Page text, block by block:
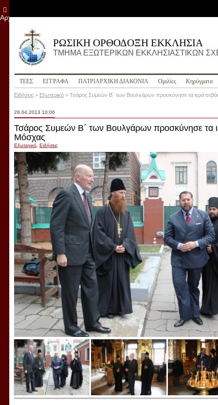
ΡΩΣΙΚΗ ΟΡΘΟΔΟΞΗ ΕΚΚΛΗΣΙΑ
ΤΜΗΜΑ ΕΞΩΤΕΡΙΚΩΝ ΕΚΚΛΗΣΙΑΣΤΙΚΩΝ
ΤΕΕΣ ΕΓΓΡΑΦΑ ПΑΤΡΙΑΡΧΙΚΗ ΔΙΑΚΟΝΙΑ Ομιλίες Κηρύγματα
Ειδήσεις > Εξωτερικό > Τσάρος Συμεών Β΄ των Βουλγάρων προσκύνησε τα ιερά
28.04.2013 10:06
Τσάρος Συμεών Β΄ των Βουλγάρων προσκύνησε τα
Μόσχας
Εξωτερικό Ειδήσεις
Αρχείο